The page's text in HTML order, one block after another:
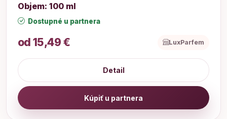
Objem: 100 ml
Dostupné u partnera
od 15,49 € LuxParfem
Detail
Kúpiť u partnera